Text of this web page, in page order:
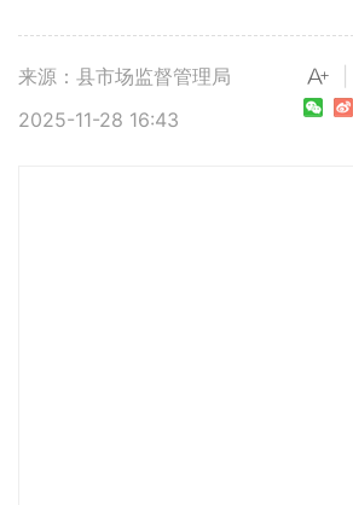
来源：县市场监督管理局
2025-11-28 16:43